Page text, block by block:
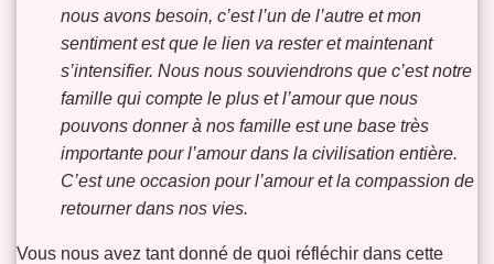
nous avons besoin, c’est l’un de l’autre et mon
sentiment est que le lien va rester et maintenant
s’intensifier. Nous nous souviendrons que c’est notre
famille qui compte le plus et l’amour que nous
pouvons donner à nos famille est une base très
importante pour l’amour dans la civilisation entière.
C’est une occasion pour l’amour et la compassion de
retourner dans nos vies.
Vous nous avez tant donné de quoi réfléchir dans cette